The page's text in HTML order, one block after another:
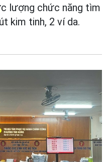
lượng chức năng tìm
kim tinh, 2 ví da.